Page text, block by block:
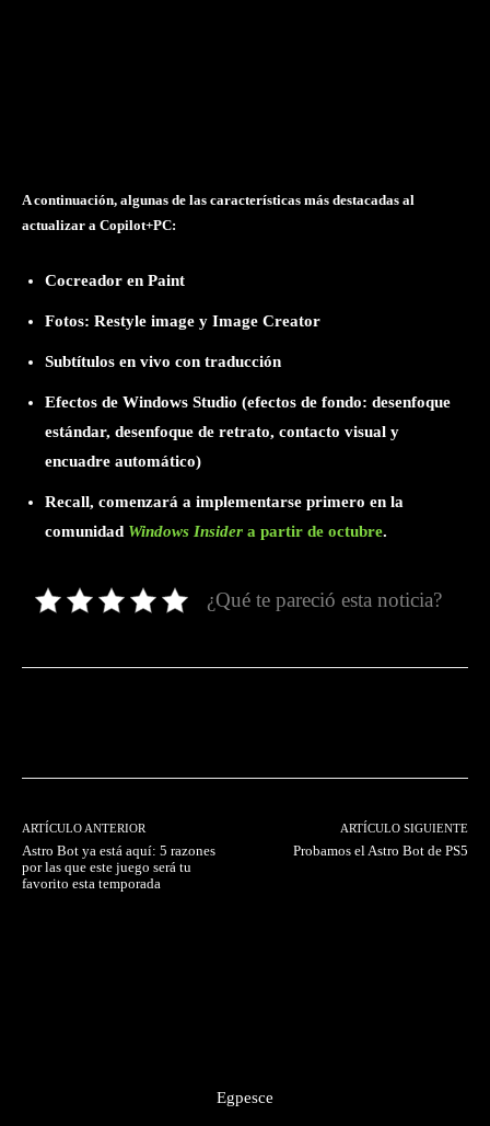
A continuación, algunas de las características más destacadas al
actualizar a Copilot+PC:
Cocreador en Paint
Fotos: Restyle image y Image Creator
Subtítulos en vivo con traducción
Efectos de Windows Studio (efectos de fondo: desenfoque
estándar, desenfoque de retrato, contacto visual y
encuadre automático)
Recall, comenzará a implementarse primero en la
comunidad Windows Insider a partir de octubre.
¿Qué te pareció esta noticia?
ARTÍCULO ANTERIOR
Astro Bot ya está aquí: 5 razones
por las que este juego será tu
favorito esta temporada
ARTÍCULO SIGUIENTE
Probamos el Astro Bot de PS5
Egpesce